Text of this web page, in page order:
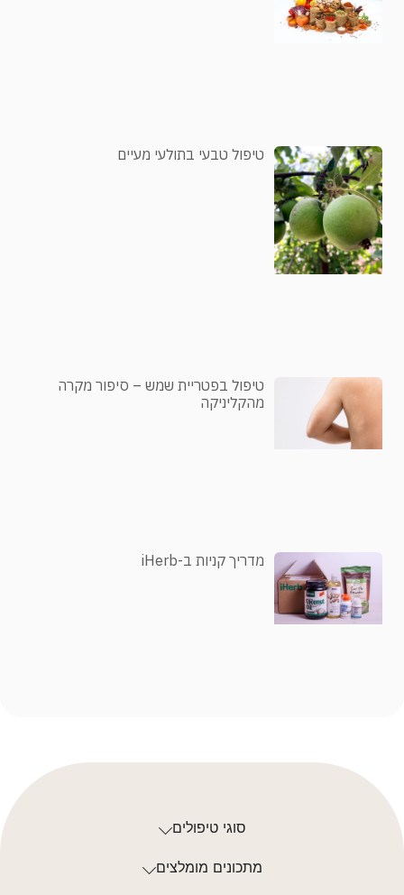
טיפול טבעי בתולעי מעיים
טיפול בפטריית שמש – סיפור מקרה
מהקליניקה
מדריך קניות ב-iHerb
סוגי טיפולים
מתכונים מומלצים